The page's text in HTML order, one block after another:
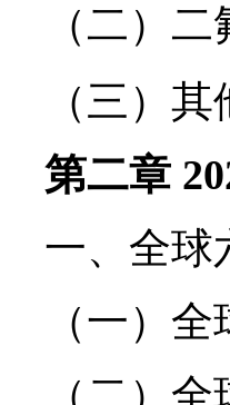
（二）
（三）其
第二章
一、全球
（一）